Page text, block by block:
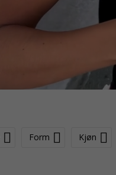
Form Kjøn